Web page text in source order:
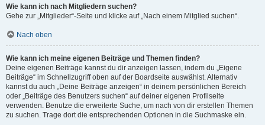
Wie kann ich nach Mitgliedern suchen?
Gehe zur „Mitglieder“-Seite und klicke auf „Nach einem Mitglied suchen“.
Nach oben
Wie kann ich meine eigenen Beiträge und Themen finden?
Deine eigenen Beiträge kannst du dir anzeigen lassen, indem du „Eigene
Beiträge“ im Schnellzugriff oben auf der Boardseite auswählst. Alternativ
kannst du auch „Deine Beiträge anzeigen“ in deinem persönlichen Bereich
oder „Beiträge des Benutzers suchen“ auf deiner eigenen Profilseite
verwenden. Benutze die erweiterte Suche, um nach von dir erstellen Themen
zu suchen. Trage dort die entsprechenden Optionen in die Suchmaske ein.